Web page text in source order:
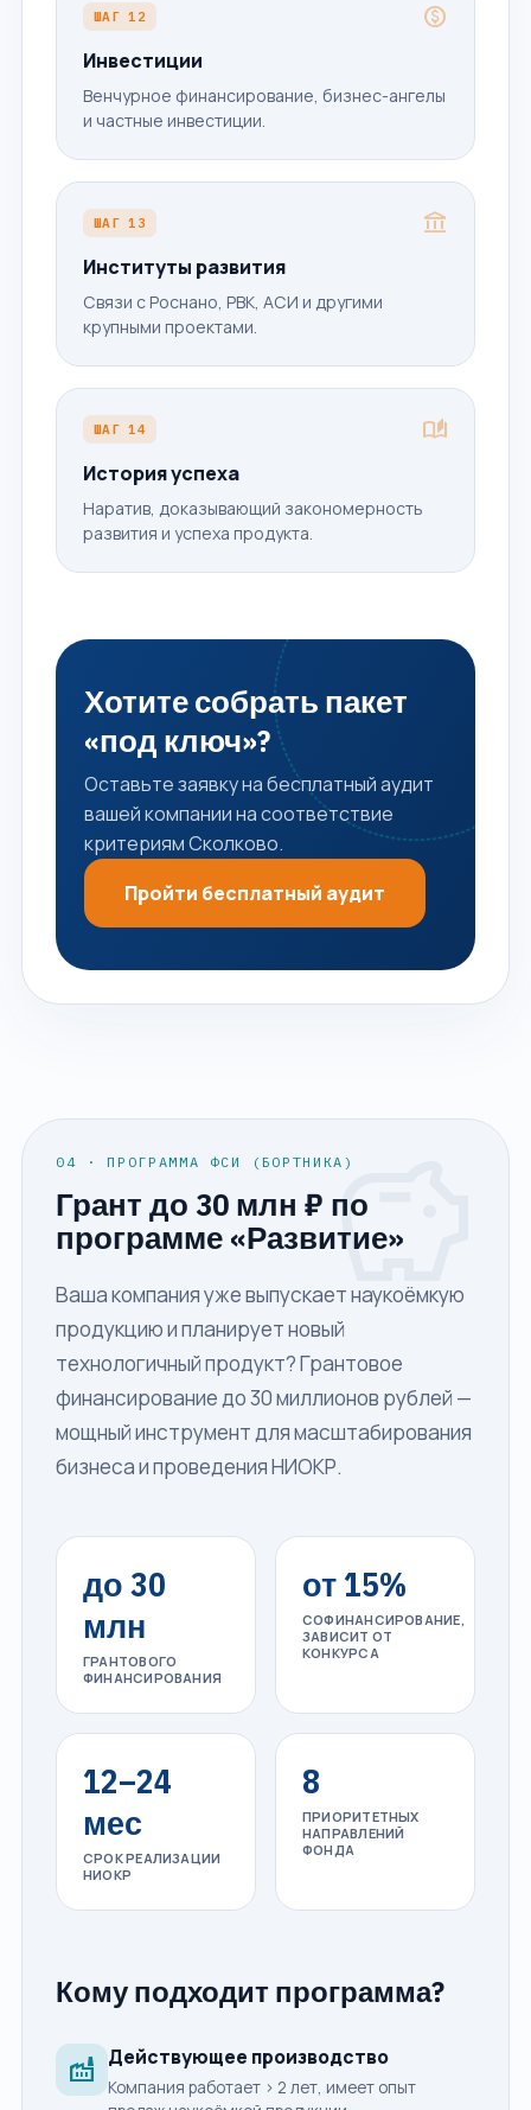
ШАГ 12 paid
Инвестиции
Венчурное финансирование, бизнес-ангелы
и частные инвестиции.
ШАГ 13 account_balance
Институты развития
Связи с Роснано, РВК, АСИ и другими
крупными проектами.
ШАГ 14 auto_stories
История успеха
Наратив, доказывающий закономерность
развития и успеха продукта.
Хотите собрать пакет
«под ключ»?
Оставьте заявку на бесплатный аудит
вашей компании на соответствие
критериям Сколково.
Пройти бесплатный аудит
savings
04 · ПРОГРАММА ФСИ (БОРТНИКА)
Грант до 30 млн ₽ по
программе «Развитие»
Ваша компания уже выпускает наукоёмкую
продукцию и планирует новый
технологичный продукт? Грантовое
финансирование до 30 миллионов рублей —
мощный инструмент для масштабирования
бизнеса и проведения НИОКР.
до 30
млн
ГРАНТОВОГО
ФИНАНСИРОВАНИЯ
от 15%
СОФИНАНСИРОВАНИЕ,
ЗАВИСИТ ОТ
КОНКУРСА
12–24
мес
СРОК РЕАЛИЗАЦИИ
НИОКР
8
ПРИОРИТЕТНЫХ
НАПРАВЛЕНИЙ
ФОНДА
Кому подходит программа?
factory Действующее производство
Компания работает > 2 лет, имеет опыт